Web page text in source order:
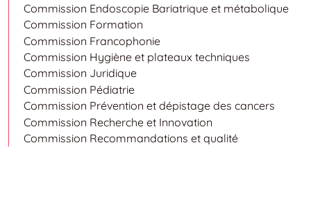
Commission Endoscopie Bariatrique et métabolique
Commission Formation
Commission Francophonie
Commission Hygiène et plateaux techniques
Commission Juridique
Commission Pédiatrie
Commission Prévention et dépistage des cancers
Commission Recherche et Innovation
Commission Recommandations et qualité